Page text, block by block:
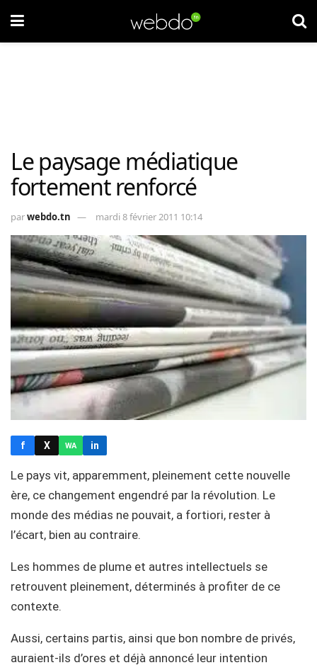
Le paysage médiatique
fortement renforcé
parwebdo.tn mardi 8 février 2011 10:14
f X WA in
Le pays vit, apparemment, pleinement cette nouvelle
ère, ce changement engendré par la révolution. Le
monde des médias ne pouvait, a fortiori, rester à
l’écart, bien au contraire.
Les hommes de plume et autres intellectuels se
retrouvent pleinement, déterminés à profiter de ce
contexte.
Aussi, certains partis, ainsi que bon nombre de privés,
auraient-ils d’ores et déjà annoncé leur intention